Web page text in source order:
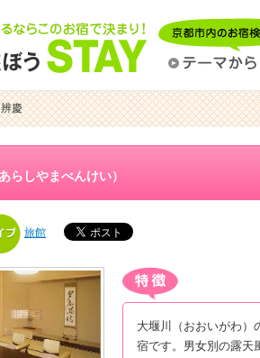
慶
あらしやまべんけい）
旅館
大堰川（おおいがわ）
宿です。男女別の露天